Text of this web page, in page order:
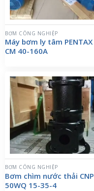
BƠM CÔNG NGHIỆP
Máy bơm ly tâm PENTAX
CM 40-160A
BƠM CÔNG NGHIỆP
Bơm chìm nước thải CNP
50WQ 15-35-4